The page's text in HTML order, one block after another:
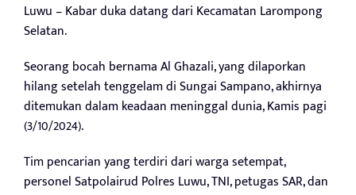
Luwu – Kabar duka datang dari Kecamatan Larompong
Selatan.
Seorang bocah bernama Al Ghazali, yang dilaporkan
hilang setelah tenggelam di Sungai Sampano, akhirnya
ditemukan dalam keadaan meninggal dunia, Kamis pagi
(3/10/2024).
Tim pencarian yang terdiri dari warga setempat,
personel Satpolairud Polres Luwu, TNI, petugas SAR, dan